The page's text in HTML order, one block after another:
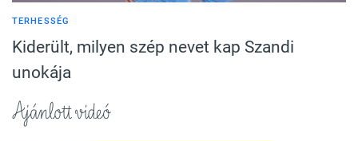
TERHESSÉG
Kiderült, milyen szép nevet kap Szandi
unokája
Ajánlott videó